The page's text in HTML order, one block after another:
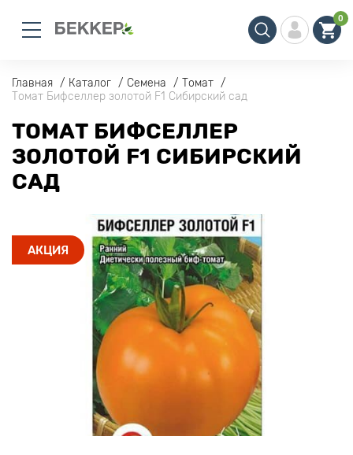
0
Главная Каталог Семена
Томат
Томат Бифселлер золотой F1 Сибирский сад
ТОМАТ БИФСЕЛЛЕР
ЗОЛОТОЙ F1 СИБИРСКИЙ
САД
АКЦИЯ